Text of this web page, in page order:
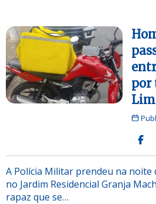
por
A Polícia Militar prendeu na noite
no Jardim Residencial Granja
rapaz que se…